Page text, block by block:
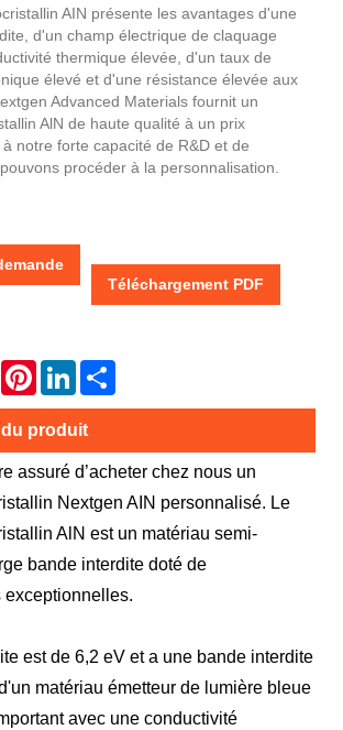
AIN présente les avantages d'une
d'un champ électrique de claquage
thermique élevée, d'un taux de
élevé et d'une résistance élevée aux
Advanced Materials fournit un
AlN de haute qualité à un prix
notre forte capacité de R&D et de
procéder à la personnalisation.
Téléchargement PDF
WhatsAppPinterestLinkedIn
produit
assuré d’acheter chez nous un
Nextgen AIN personnalisé. Le
AlN est un matériau semi-
bande interdite doté de
exceptionnelles.
est de 6,2 eV et a une bande interdite
matériau émetteur de lumière bleue
avec une conductivité